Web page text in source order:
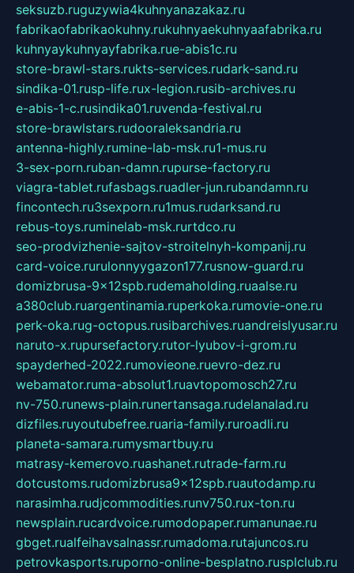
seksuzb.ruguzywia4kuhnyanazakaz.ru
fabrikaofabrikaokuhny.rukuhnyaekuhnyaafabrika.ru
kuhnyaykuhnyayfabrika.rue-abis1c.ru
store-brawl-stars.rukts-services.rudark-sand.ru
sindika-01.rusp-life.rux-legion.rusib-archives.ru
e-abis-1-c.rusindika01.ruvenda-festival.ru
store-brawlstars.rudooraleksandria.ru
antenna-highly.rumine-lab-msk.ru1-mus.ru
3-sex-porn.ruban-damn.rupurse-factory.ru
viagra-tablet.rufasbags.ruadler-jun.rubandamn.ru
fincontech.ru3sexporn.ru1mus.rudarksand.ru
rebus-toys.ruminelab-msk.rurtdco.ru
seo-prodvizhenie-sajtov-stroitelnyh-kompanij.ru
card-voice.rurulonnyygazon177.rusnow-guard.ru
domizbrusa-9x12spb.rudemaholding.ruaalse.ru
a380club.ruargentinamia.ruperkoka.rumovie-one.ru
perk-oka.rug-octopus.rusibarchives.ruandreislyusar.ru
naruto-x.rupursefactory.rutor-lyubov-i-grom.ru
spayderhed-2022.rumovieone.ruevro-dez.ru
webamator.ruma-absolut1.ruavtopomosch27.ru
nv-750.runews-plain.runertansaga.rudelanalad.ru
dizfiles.ruyoutubefree.ruaria-family.ruroadli.ru
planeta-samara.rumysmartbuy.ru
matrasy-kemerovo.ruashanet.rutrade-farm.ru
dotcustoms.rudomizbrusa9x12spb.ruautodamp.ru
narasimha.rudjcommodities.runv750.rux-ton.ru
newsplain.rucardvoice.rumodopaper.rumanunae.ru
gbget.rualfeihavsalnassr.rumadoma.rutajuncos.ru
petrovkasports.ruporno-online-besplatno.rusplclub.ru